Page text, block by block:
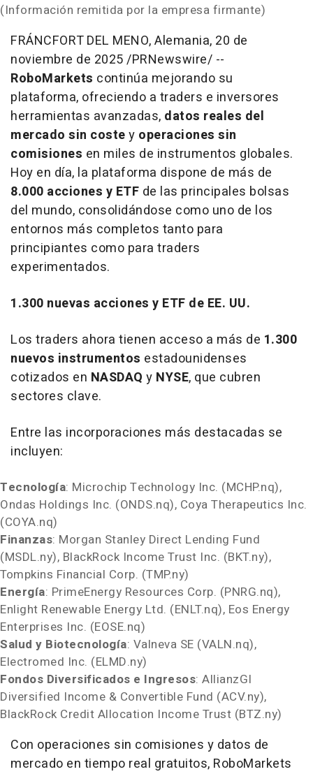
(Información remitida por la empresa firmante)
FRÁNCFORT DEL MENO, Alemania, 20 de
noviembre de 2025/PRNewswire/ --
RoboMarkets continúa mejorando su
plataforma, ofreciendo a traders e inversores
herramientas avanzadas, datos reales del
mercado sin costey operaciones sin
comisiones en miles de instrumentos globales.
Hoy en día, la plataforma dispone de más de
8.000 acciones y ETF de las principales bolsas
del mundo, consolidándose como uno de los
entornos más completos tanto para
principiantes como para traders
experimentados.
1.300 nuevas acciones y ETF de EE. UU.
Los traders ahora tienen acceso a más de 1.300
nuevos instrumentos estadounidenses
cotizados en NASDAQ y NYSE, que cubren
sectores clave.
Entre las incorporaciones más destacadas se
incluyen:
Tecnología: Microchip Technology Inc. (MCHP.nq),
Ondas Holdings Inc. (ONDS.nq), Coya Therapeutics Inc.
(COYA.nq)
Finanzas: Morgan Stanley Direct Lending Fund
(MSDL.ny), BlackRock Income Trust Inc. (BKT.ny),
Tompkins Financial Corp. (TMP.ny)
Energía: PrimeEnergy Resources Corp. (PNRG.nq),
Enlight Renewable Energy Ltd. (ENLT.nq), Eos Energy
Enterprises Inc. (EOSE.nq)
Salud y Biotecnología: Valneva SE (VALN.nq),
Electromed Inc. (ELMD.ny)
Fondos Diversificados e Ingresos: AllianzGI
Diversified Income & Convertible Fund (ACV.ny),
BlackRock Credit Allocation Income Trust (BTZ.ny)
Con operaciones sin comisiones y datos de
mercado en tiempo real gratuitos, RoboMarkets